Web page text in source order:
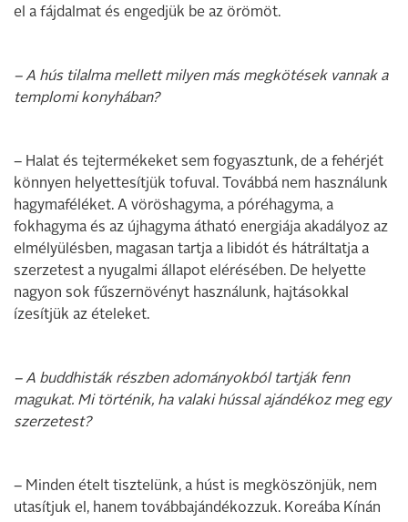
el a fájdalmat és engedjük be az örömöt.
– A hús tilalma mellett milyen más megkötések vannak a
templomi konyhában?
– Halat és tejtermékeket sem fogyasztunk, de a fehérjét
könnyen helyettesítjük tofuval. Továbbá nem használunk
hagymaféléket. A vöröshagyma, a póréhagyma, a
fokhagyma és az újhagyma átható energiája akadályoz az
elmélyülésben, magasan tartja a libidót és hátráltatja a
szerzetest a nyugalmi állapot elérésében. De helyette
nagyon sok fűszernövényt használunk, hajtásokkal
ízesítjük az ételeket.
– A buddhisták részben adományokból tartják fenn
magukat. Mi történik, ha valaki hússal ajándékoz meg egy
szerzetest?
– Minden ételt tisztelünk, a húst is megköszönjük, nem
utasítjuk el, hanem továbbajándékozzuk. Koreába Kínán